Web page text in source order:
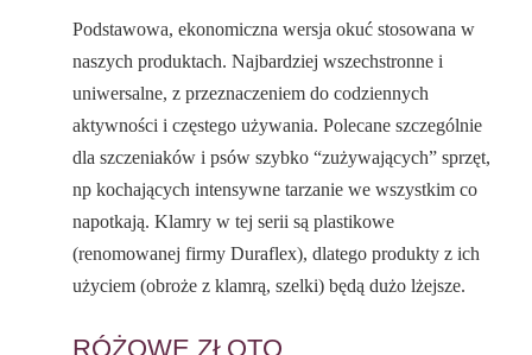
Podstawowa, ekonomiczna wersja okuć stosowana w
naszych produktach. Najbardziej wszechstronne i
uniwersalne, z przeznaczeniem do codziennych
aktywności i częstego używania. Polecane szczególnie
dla szczeniaków i psów szybko “zużywających” sprzęt,
np kochających intensywne tarzanie we wszystkim co
napotkają. Klamry w tej serii są plastikowe
(renomowanej firmy Duraflex), dlatego produkty z ich
użyciem (obroże z klamrą, szelki) będą dużo lżejsze.
RÓŻOWE ZŁOTO